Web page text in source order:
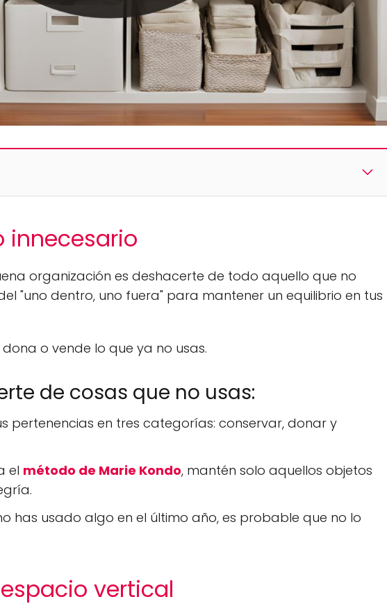
innecesario
organización es deshacerte de todo aquello que no
"uno dentro, uno fuera" para mantener un equilibrio en tus
o vende lo que ya no usas.
de cosas que no usas:
pertenencias en tres categorías: conservar, donar y
el método de Marie Kondo, mantén solo aquellos objetos
has usado algo en el último año, es probable que no lo
vertical